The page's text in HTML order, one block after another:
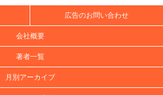
広告のお問い合わせ
会社概要
著者一覧
月別アーカイブ